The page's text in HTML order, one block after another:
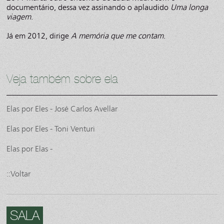
documentário, dessa vez assinando o aplaudido Uma longa
viagem.
Já em 2012, dirigeA memória que me contam.
Veja também sobre ela
Elas por Eles - José Carlos Avellar
Elas por Eles - Toni Venturi
Elas por Elas -
::Voltar
SALA